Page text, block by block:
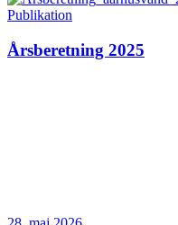
Publikation
Årsberetning 2025